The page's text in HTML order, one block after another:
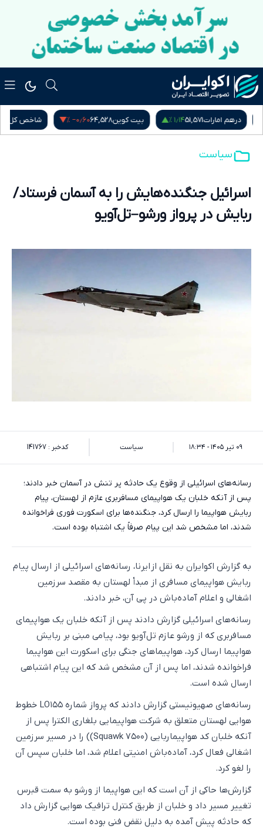
درهم امارات51,571۱٫۱۴ % بیت کوین64,528‎−۰٫۶۰ % شاخص کل
سیاست
اسرائیل جنگنده‌هایش را به آسمان فرستاد/
ربایش در پرواز ورشو–تل‌آویو
۰۹ تیر ۱۴۰۵ - ۱۸:۳۴ سیاست کدخبر : 141767
رسانه‌های اسرائیلی از وقوع یک حادثه پر تنش در آسمان خبر دادند؛
پس از آنکه خلبان یک هواپیمای مسافربری عازم از لهستان، پیام
ربایش هواپیما را ارسال کرد، جنگنده‌ها برای اسکورت فوری فراخوانده
شدند، اما مشخص شد این پیام صرفاً یک اشتباه بوده است.
به گزارش اکوایران به نقل از ایرنا، رسانه‌های اسرائیلی از ارسال پیام
ربایش هواپیمای مسافری از مبدأ لهستان به مقصد سرزمین
اشغالی و اعلام آماده‌باش در پی آن، خبر دادند.
رسانه‌های اسرائیلی گزارش دادند پس از آنکه خلبان یک هواپیمای
مسافربری که از ورشو عازم تل‌آویو بود، پیامی مبنی بر ربایش
هواپیما ارسال کرد، هواپیما‌های جنگی برای اسکورت این هواپیما
فراخوانده شدند، اما پس از آن مشخص شد که این پیام اشتباهی
ارسال شده است.
رسانه‌های صهیونیستی گزارش دادند که پرواز شماره LO۱۵۵ خطوط
هوایی لهستان متعلق به شرکت هواپیمایی بلغاری الکترا پس از
آنکه خلبان کد هواپیماربایی (Squawk ۷۵۰۰)) را در مسیر سرزمین
اشغالی فعال کرد، آماده‌باش امنیتی اعلام شد، اما خلبان سپس آن
را لغو کرد.
گزارش‌ها حاکی از آن است که این هواپیما از ورشو به سمت قبرس
تغییر مسیر داد و خلبان از طریق کنترل ترافیک هوایی گزارش داد
که حادثه پیش آمده به دلیل نقض فنی بوده است.